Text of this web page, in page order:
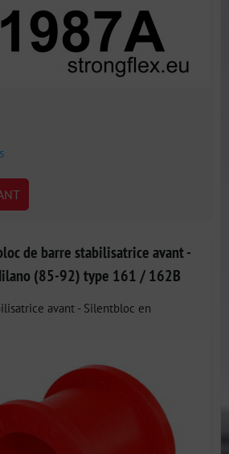
de barre stabilisatrice avant -
(85-92) type 161 / 162B
avant - Silentbloc en